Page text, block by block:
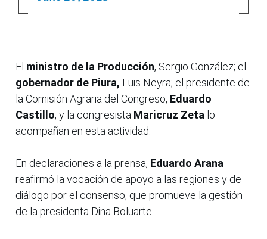
El ministro de la Producción, Sergio González; el
gobernador de Piura, Luis Neyra; el presidente de
la Comisión Agraria del Congreso, Eduardo
Castillo, y la congresista Maricruz Zeta lo
acompañan en esta actividad.
En declaraciones a la prensa, Eduardo Arana
reafirmó la vocación de apoyo a las regiones y de
diálogo por el consenso, que promueve la gestión
de la presidenta Dina Boluarte.